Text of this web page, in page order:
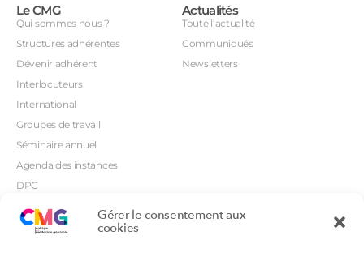
Gérer le consentement aux
cookies
Le CMG
Qui sommes nous ?
Structures adhérentes
Dévenir adhérent
Interlocuteurs
International
Groupes de travail
Séminaire annuel
Agenda des instances
DPC
Orientations prioritaires
Actualités
Toute l’actualité
Communiqués
Newsletters